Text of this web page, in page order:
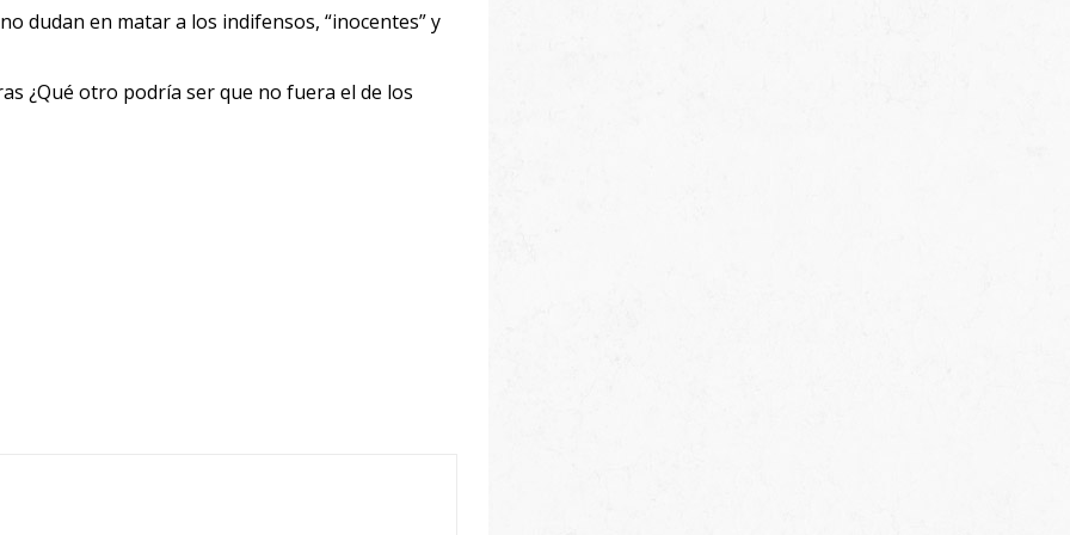
dudan en matar a los indifensos, “inocentes” y
¿Qué otro podría ser que no fuera el de los